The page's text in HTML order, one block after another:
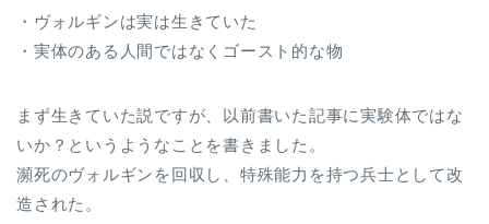
・ヴォルギンは実は生きていた
・実体のある人間ではなくゴースト的な物
まず生きていた説ですが、以前書いた記事に実験体ではな
いか？というようなことを書きました。
瀕死のヴォルギンを回収し、特殊能力を持つ兵士として改
造された。